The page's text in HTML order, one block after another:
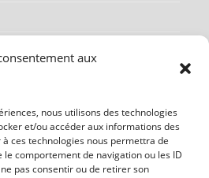
aux
nous utilisons des technologies
et/ou accéder aux informations des
ces technologies nous permettra de
comportement de navigation ou les ID
pas consentir ou de retirer son